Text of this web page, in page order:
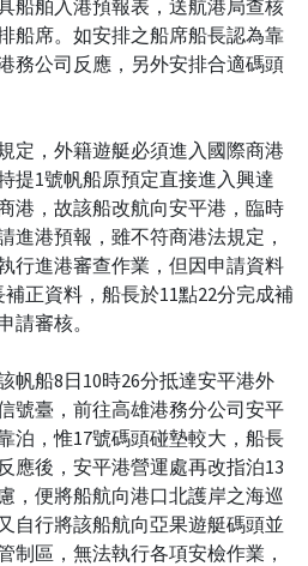
船舶入港預報表，送航港局查核
船席。如安排之船席船長認為靠
務公司反應，另外安排合適碼頭
定，外籍遊艇必須進入國際商港
提1號帆船原預定直接進入興達
港，故該船改航向安平港，臨時
進港預報，雖不符商港法規定，
行進港審查作業，但因申請資料
正資料，船長於11點22分完成補
請審核。
帆船8日10時26分抵達安平港外
號臺，前往高雄港務分公司安平
泊，惟17號碼頭碰墊較大，船長
應後，安平港營運處再改指泊13
，便將船航向港口北護岸之海巡
自行將該船航向亞果遊艇碼頭並
制區，無法執行各項安檢作業，